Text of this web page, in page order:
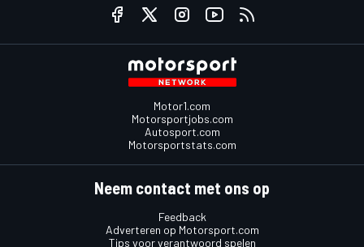
Motor1.com
Motorsportjobs.com
Autosport.com
Motorsportstats.com
Neem contact met ons op
Feedback
Adverteren op Motorsport.com
Tips voor verantwoord spelen